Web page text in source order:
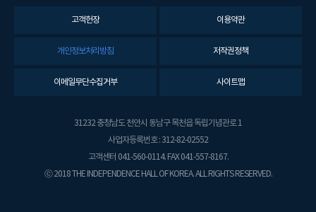
고객헌장 이용약관
개인정보처리방침 저작권정책
이메일무단수집거부 사이트맵
31232 충청남도 천안시 동남구 목천읍 독립기념관로 1
사업자등록번호 : 312-82-02552
고객센터 041-560-0114. FAX 041-557-8167.
ⓒ 2018 THE INDEPENDENCE HALL OF KOREA. ALL RIGHTS RESERVED.